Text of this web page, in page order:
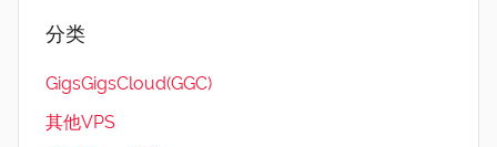
分类
GigsGigsCloud(GGC)
其他VPS